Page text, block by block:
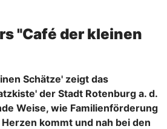
"Café der kleinen
Schätze' zeigt das
der Stadt Rotenburg a. d.
Weise, wie Familienförderung
kommt und nah bei den